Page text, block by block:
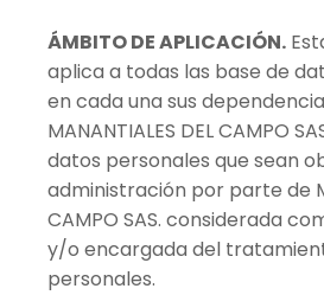
ÁMBITO DE APLICACIÓN.
aplica a todas las base de
en cada una sus
MANANTIALES DEL CAMPO
datos personales que sean
administración por parte de
CAMPO SAS. considerada
y/o encargada del
personales.